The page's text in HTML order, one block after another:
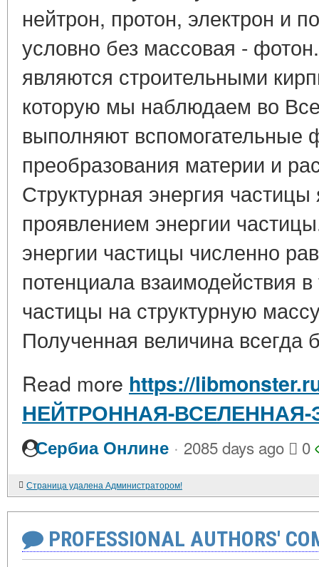
нейтрон, протон, электрон и
условно без массовая -
являются строительными
которую мы наблюдаем во
выполняют вспомогательные
преобразования материи и
Структурная энергия
проявлением энергии
энергии частицы численно
потенциала взаимодействия
частицы на структурную
Полученная величина всегда
Read more https://
НЕЙТРОННАЯ-ВСЕЛЕННАЯ-
Сербиа Онлине · 2085 days ago 0
Страница удалена Администратором!
PROFESSIONAL AUTHORS'